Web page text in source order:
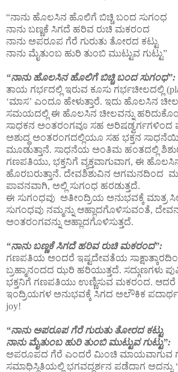
“ನಾನು ಹೊಲಸಿನ ಹೊಲಿಗೆ ಬಿಚ್ಚಿ ಬಂದ ಸುಗಂಧ
ನಾನು ಬಣ್ಣಕೆ ಸಿಗದೆ ಹರಿವ ರುಚಿ ಮಕರಂದ
ನಾನು ಅಪರೂಪ ಗೆರೆ ಗುರುತು ತೋರದ ಕಟ್ಟು
ನಾನು ಮೈತುಂಬ ಹುರಿ ತುಂಬಿ ಮುಟ್ಟುವ ಗುಟ್ಟು”
“ನಾನು ಹೊಲಸಿನ ಹೊಲಿಗೆ ಬಿಚ್ಚಿ ಬಂದ ಸುಗಂಧ”:
ತಾಯ ಗರ್ಭದಲ್ಲಿ ಇರುವ ಕೂಸು ಗರ್ಭಚೀಲದಲ್ಲಿ
‘ಮಾಸ’ ಎಂದೂ ಹೇಳುತ್ತಾರೆ. ಇದು ಹೊಲಸಿನ
ಸಮಯದಲ್ಲಿ ಈ ಹೊಲಸಿನ ಚೀಲವನ್ನು
ಸಾಧಕನ ಅಂತರಂಗವೂ ಸಹ ಅರಿಷಡ್ವರ್ಗಗಳಿಂದ
ಅಶುದ್ಧ ಅಂತರಂಗದಲ್ಲಿಯೂ ಸಹ ಭಕ್ತನ
ಮೂಡುತ್ತಾನೆ. ಸಾಧನೆಯ ಅಂತಿಮ ಹಂತದಲ್ಲಿ
ಗಣಪತಿಯು, ಭಕ್ತನಿಗೆ ವ್ಯಕ್ತವಾಗುವಾಗ, ಈ
ಹೊರಬರುತ್ತಾನೆ. ದೇವಶಿಶುವಿನ ಆಗಮನದಿಂದ
ಪಾವನವಾಗಿ, ಅಲ್ಲಿ ಸುಗಂಧ ಹರಡುತ್ತದೆ.
ಈ ಸುಗಂಧವು ಅತೀಂದ್ರಿಯ ಅನುಭವಕ್ಕೆ ಮಾತ್ರ
ಸುಗಂಧವು ನಮ್ಮನ್ನು ಆಹ್ಲಾದಗೊಳಿಸುವಂತೆ,
ಅಂತರಂಗವನ್ನು ಆಹ್ಲಾದಗೊಳಿಸುತ್ತದೆ.
“ನಾನು ಬಣ್ಣಕೆ ಸಿಗದೆ ಹರಿವ ರುಚಿ ಮಕರಂದ”:
ಗಣಪತಿಯ ಅಂದರೆ ಇಷ್ಟದೇವತೆಯ
ಬ್ರಹ್ಮಾನಂದದ ಝರಿ ಹರಿಯುತ್ತದೆ. ಸದ್ಗುಣಗಳು
ಭಕ್ತನಿಗೆ ಗಣಪತಿಯು ಉಣ್ಣಿಸುವ ಮಕರಂದ.
ಇಂದ್ರಿಯಗಳ ಅನುಭವಕ್ಕೆ ಸಿಗದ ಅಲೌಕಿಕ ಪದಾರ್ಥ,
joy!
“ನಾನು ಅಪರೂಪ ಗೆರೆ ಗುರುತು ತೋರದ ಕಟ್ಟು
ನಾನು ಮೈತುಂಬ ಹುರಿ ತುಂಬಿ ಮುಟ್ಟುವ ಗುಟ್ಟು”:
ಅಪರೂಪದ ಗೆರೆ ಎಂದರೆ ಮಿಂಚಿ ಮಾಯವಾಗುವ
ಸಮಾಧಿಸ್ಥಿತಿಯಲ್ಲಿ ಭಗವದ್ದರ್ಶನ ಪಡೆದಾಗ ಅದನ್ನು